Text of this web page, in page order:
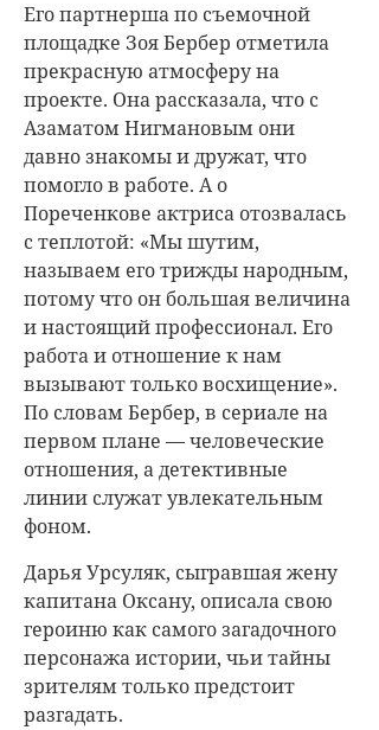
Его партнерша по съемочной
площадке Зоя Бербер отметила
прекрасную атмосферу на
проекте. Она рассказала, что с
Азаматом Нигмановым они
давно знакомы и дружат, что
помогло в работе. А о
Пореченкове актриса отозвалась
с теплотой: «Мы шутим,
называем его трижды народным,
потому что он большая величина
и настоящий профессионал. Его
работа и отношение к нам
вызывают только восхищение».
По словам Бербер, в сериале на
первом плане — человеческие
отношения, а детективные
линии служат увлекательным
фоном.
Дарья Урсуляк, сыгравшая жену
капитана Оксану, описала свою
героиню как самого загадочного
персонажа истории, чьи тайны
зрителям только предстоит
разгадать.